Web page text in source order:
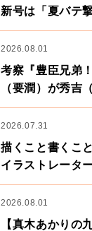
新号は「夏バテ
2026.08.01
考察『豊臣兄弟
（要潤）が秀吉
す。天下に向け
2026.07.31
描くこと書くこ
イラストレータ
ん×漫画家・鶴
2026.08.01
【真木あかりの